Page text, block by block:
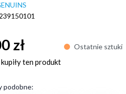
zł Ostatnie sztuki
kupiły ten produkt
podobne: